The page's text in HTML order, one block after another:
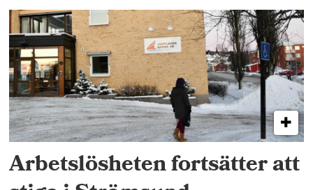
Arbetslösheten fortsätter att